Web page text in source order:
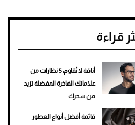
قراءة
أناقة لا تُقاوم: 5 نظارات من
علاماتك الفاخرة المفضلة تزيد
من سحرك
قائمة أفضل أنواع العطور